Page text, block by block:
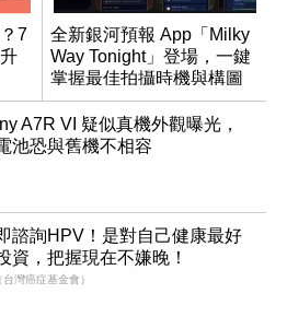
7
全新銀河預報 App「Milky
Way Tonight」登場，一鍵
掌握最佳拍攝時機與構圖
A7R VI 疑似真機外觀曝光，
池恐與舊機不相容
諮詢HPV！是對自己健康最好
資，把握現在不嫌晚！
台灣癌症基金會）